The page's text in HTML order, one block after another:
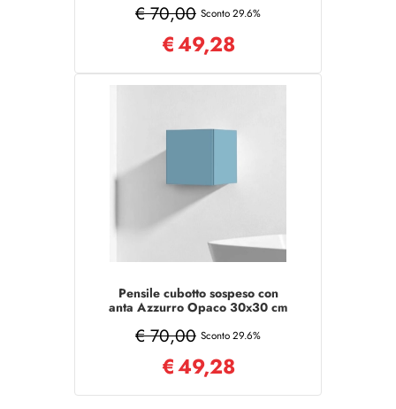
€ 70,00 Sconto 29.6%
€49,28
Pensile cubotto sospeso con
anta Azzurro Opaco 30x30 cm
€ 70,00 Sconto 29.6%
€49,28